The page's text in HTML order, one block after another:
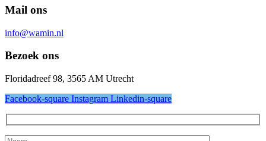
Mail ons
info@wamin.nl
Bezoek ons
Floridadreef 98, 3565 AM Utrecht
Facebook-square Instagram Linkedin-square